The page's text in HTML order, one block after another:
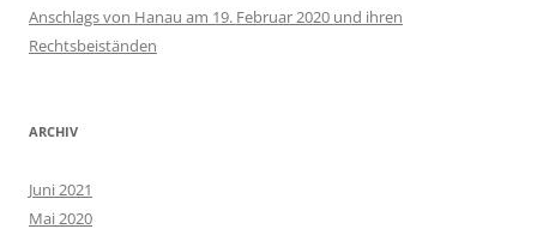
Anschlags von Hanau am 19. Februar 2020 und ihren
Rechtsbeiständen
ARCHIV
Juni 2021
Mai 2020